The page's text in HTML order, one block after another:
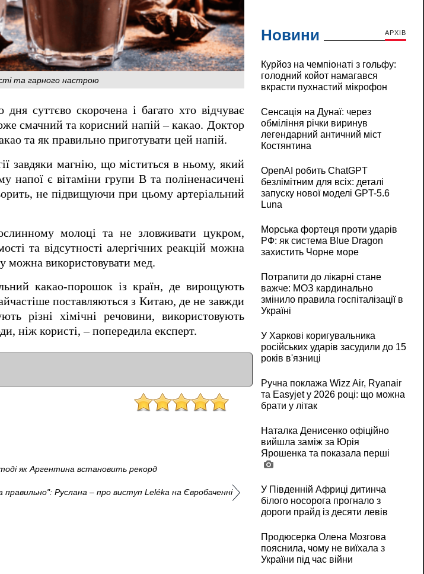
та гарного настрою
суттєво скорочена і багато хто відчуває
смачний та корисний напій – какао. Доктор
та як правильно приготувати цей напій.
завдяки магнію, що міститься в ньому, який
напої є вітаміни групи В та поліненасичені
не підвищуючи при цьому артеріальний
молоці та не зловживати цукром,
та відсутності алергічних реакцій можна
можна використовувати мед.
какао-порошок із країн, де вирощують
поставляються з Китаю, де не завжди
різні хімічні речовини, використовують
ніж користі, – попередила експерт.
як Аргентина встановить рекорд
правильно": Руслана – про виступ Leléka на Євробаченні
Новини АРХІВ
Курйоз на чемпіонаті з гольфу:
голодний койот намагався
вкрасти пухнастий мікрофон
Сенсація на Дунаї: через
обміління річки виринув
легендарний античний міст
Костянтина
OpenAI робить ChatGPT
безлімітним для всіх: деталі
запуску нової моделі GPT-5.6
Luna
Морська фортеця проти ударів
РФ: як система Blue Dragon
захистить Чорне море
Потрапити до лікарні стане
важче: МОЗ кардинально
змінило правила госпіталізації в
Україні
У Харкові коригувальника
російських ударів засудили до 15
років в'язниці
Ручна поклажа Wizz Air, Ryanair
та Easyjet у 2026 році: що можна
брати у літак
Наталка Денисенко офіційно
вийшла заміж за Юрія
Ярошенка та показала перші
У Південній Африці дитинча
білого носорога прогнало з
дороги прайд із десяти левів
Продюсерка Олена Мозгова
пояснила, чому не виїхала з
України під час війни